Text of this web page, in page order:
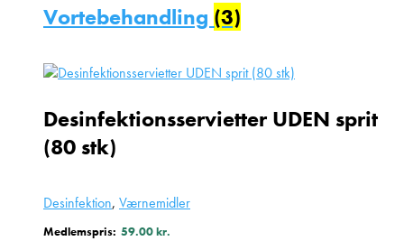
Vortebehandling (3)
Desinfektion, Værnemidler
Desinfektionsservietter UDEN sprit
(80 stk)
Medlemspris: 59.00kr.